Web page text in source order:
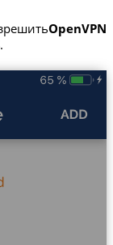
OpenVPN